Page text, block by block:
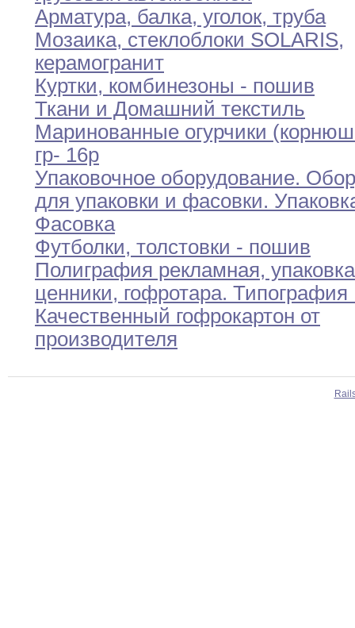
Арматура, балка, уголок, труба
Мозаика, стеклоблоки SOLARIS,
керамогранит
Куртки, комбинезоны - пошив
Ткани и Домашний текстиль
Маринованные огурчики
гр- 16р
Упаковочное оборудование.
для упаковки и фасовки.
Фасовка
Футболки, толстовки - пошив
Полиграфия рекламная, упаковка
ценники, гофротара. Типография
Качественный гофрокартон от
производителя